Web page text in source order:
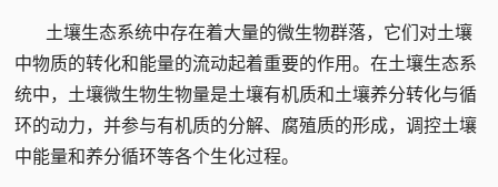
土壤生态系统中存在着大量的微生物群落，它们对土壤
中物质的转化和能量的流动起着重要的作用。在土壤生态系
统中，土壤微生物生物量是土壤有机质和土壤养分转化与循
环的动力，并参与有机质的分解、腐殖质的形成，调控土壤
中能量和养分循环等各个生化过程。